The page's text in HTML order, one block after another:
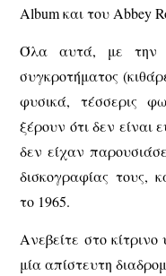
Album και του Abbey
Όλα αυτά, με την
συγκροτήματος
φυσικά, τέσσερις
ξέρουν ότι δεν είναι
δεν είχαν
δισκογραφίας τους,
το 1965.
Ανεβείτε στο κίτρινο
μία απίστευτη